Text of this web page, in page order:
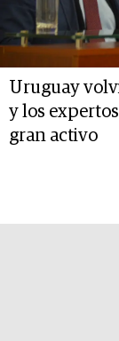
Uruguay
y los
gran activo